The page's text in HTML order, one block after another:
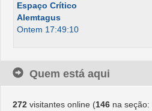
Espaço Crítico
Alemtagus
Ontem 17:49:10
Quem está aqui
272 visitantes online (146 na seção: